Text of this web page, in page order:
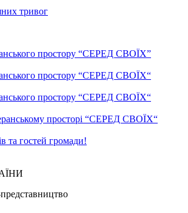
тривог
простору “СЕРЕД СВОЇХ”
простору “СЕРЕД СВОЇХ“
простору “СЕРЕД СВОЇХ“
просторі “СЕРЕД СВОЇХ“
та гостей громади!